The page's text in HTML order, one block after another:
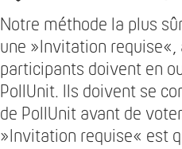
Notre méthode la plus
une »Invitation requise«,
participants doivent en
PollUnit. Ils doivent se
de PollUnit avant de
»Invitation requise« est